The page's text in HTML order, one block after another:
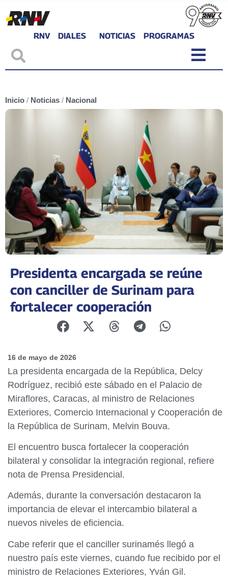
RNV DIALES NOTICIAS PROGRAMAS
Inicio / Noticias / Nacional
Presidenta encargada se reúne
con canciller de Surinam para
fortalecer cooperación
16 de mayo de 2026
La presidenta encargada de la República, Delcy
Rodríguez, recibió este sábado en el Palacio de
Miraflores, Caracas, al ministro de Relaciones
Exteriores, Comercio Internacional y Cooperación de
la República de Surinam, Melvin Bouva.
El encuentro busca fortalecer la cooperación
bilateral y consolidar la integración regional, refiere
nota de Prensa Presidencial.
Además, durante la conversación destacaron la
importancia de elevar el intercambio bilateral a
nuevos niveles de eficiencia.
Cabe referir que el canciller surinamés llegó a
nuestro país este viernes, cuando fue recibido por el
ministro de Relaciones Exteriores, Yván Gil.